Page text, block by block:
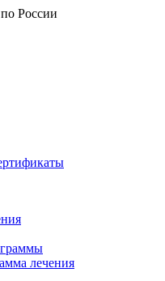
России
лечения